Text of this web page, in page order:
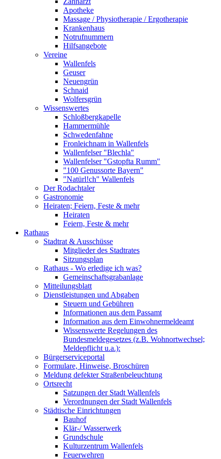
Apotheke
Massage / Physiotherapie / Ergotherapie
Krankenhaus
Notrufnummern
Hilfsangebote
Vereine
Wallenfels
Geuser
Neuengrün
Schnaid
Wolfersgrün
Wissenswertes
Schloßbergkapelle
Hammermühle
Schwedenfahne
Fronleichnam in Wallenfels
Wallenfelser "Blechla"
Wallenfelser "Gstopfta Rumm"
"100 Genussorte Bayern"
"Natürl!ch" Wallenfels
Der Rodachtaler
Gastronomie
Heiraten; Feiern, Feste & mehr
Heiraten
Feiern, Feste & mehr
Rathaus
Stadtrat & Ausschüsse
Mitglieder des Stadtrates
Sitzungsplan
Rathaus - Wo erledige ich was?
Gemeinschaftsgrabanlage
Mitteilungsblatt
Dienstleistungen und Abgaben
Steuern und Gebühren
Informationen aus dem Passamt
Information aus dem Einwohnermeldeamt
Wissenswerte Regelungen des
Bundesmeldegesetzes (z.B. Wohnortwechsel;
Meldepflicht u.a.):
Bürgerserviceportal
Formulare, Hinweise, Broschüren
Meldung defekter Straßenbeleuchtung
Ortsrecht
Satzungen der Stadt Wallenfels
Verordnungen der Stadt Wallenfels
Städtische Einrichtungen
Bauhof
Klär-/ Wasserwerk
Grundschule
Kulturzentrum Wallenfels
Feuerwehren